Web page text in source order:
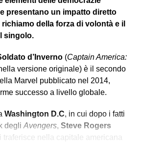
presentano un impatto diretto
della forza di volontà e il
singolo.
d’Inverno(Captain America:
versione originale) è il secondo
Marvel pubblicato nel 2014,
successo a livello globale.
Washington D.C, in cui dopo i fatti
degli Avengers, Steve Rogers
traferisce nella capitale americana